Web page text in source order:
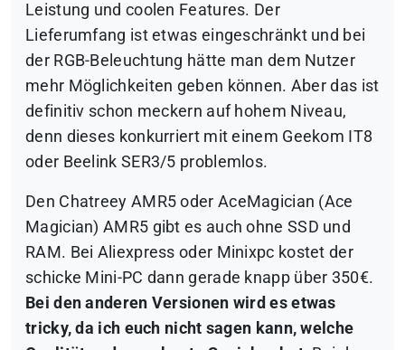
Leistung und coolen Features. Der
Lieferumfang ist etwas eingeschränkt und bei
der RGB-Beleuchtung hätte man dem Nutzer
mehr Möglichkeiten geben können. Aber das ist
definitiv schon meckern auf hohem Niveau,
denn dieses konkurriert mit einem Geekom IT8
oder Beelink SER3/5 problemlos.
Den Chatreey AMR5 oder AceMagician (Ace
Magician) AMR5 gibt es auch ohne SSD und
RAM. Bei Aliexpress oder Minixpc kostet der
schicke Mini-PC dann gerade knapp über 350€.
Bei den anderen Versionen wird es etwas
tricky, da ich euch nicht sagen kann, welche